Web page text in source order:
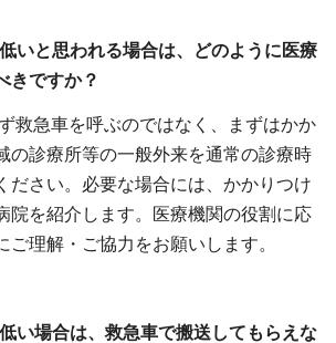
いと思われる場合は、どのように医療
きですか？
救急車を呼ぶのではなく、まずはかか
の診療所等の一般外来を通常の診療時
ださい。必要な場合には、かかりつけ
院を紹介します。医療機関の役割に応
ご理解・ご協力をお願いします。
い場合は、救急車で搬送してもらえな